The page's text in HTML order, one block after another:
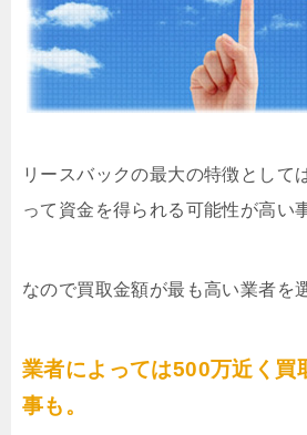
リースバックの最大の特徴として
って資金を得られる可能性が高い
なので買取金額が最も高い業者を
業者によっては500万近く買
事も。